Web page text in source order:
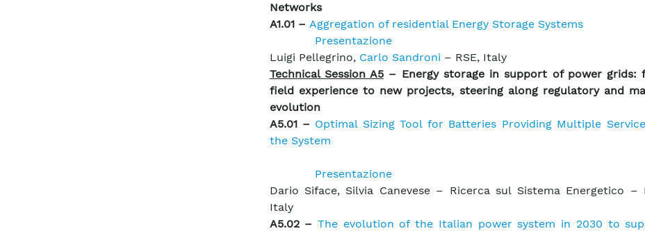
Networks
A1.01 – Aggregation of residential Energy Storage Systems
Presentazione
Luigi Pellegrino, Carlo Sandroni – RSE, Italy
Technical Session A5 – Energy storage in support of power grids:
field experience to new projects, steering along regulatory and
evolution
A5.01 – Optimal Sizing Tool for Batteries Providing Multiple
the System
Presentazione
Dario Siface, Silvia Canevese – Ricerca sul Sistema Energetico –
Italy
A5.02 – The evolution of the Italian power system in 2030 to